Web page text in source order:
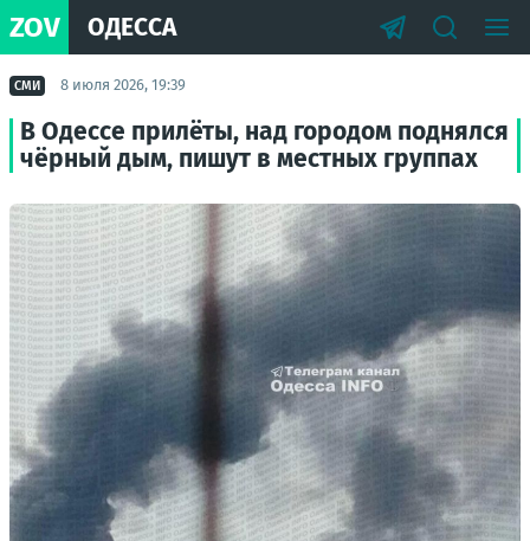
ZOV ОДЕССА
СМИ 8 июля 2026, 19:39
В Одессе прилёты, над городом поднялся
чёрный дым, пишут в местных группах